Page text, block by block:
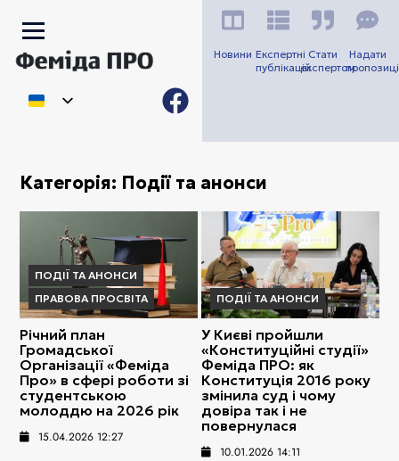
Новини Експертні
публікацій
Стати
експертом
Надати
Категорія: Події та анонси
ПОДІЇ ТА АНОНСИ
ПРАВОВА ПРОСВІТА
Річний план
Громадської
Організації «Феміда
Про» в сфері роботи зі
студентською
молоддю на 2026 рік
15.04.2026 12:27
ПОДІЇ ТА АНОНСИ
У Києві пройшли
«Конституційні студії»
Феміда ПРО: як
Конституція 2016 року
змінила суд і чому
довіра так і не
повернулася
10.01.2026 14:11